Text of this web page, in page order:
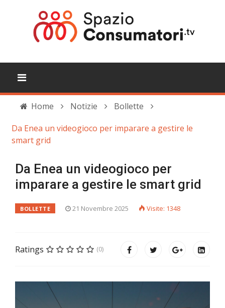
Home Notizie
Bollette
Da Enea un videogioco per imparare a gestire le
smart grid
Da Enea un videogioco per
imparare a gestire le smart grid
BOLLETTE 21 Novembre 2025 Visite: 1348
Ratings (0)